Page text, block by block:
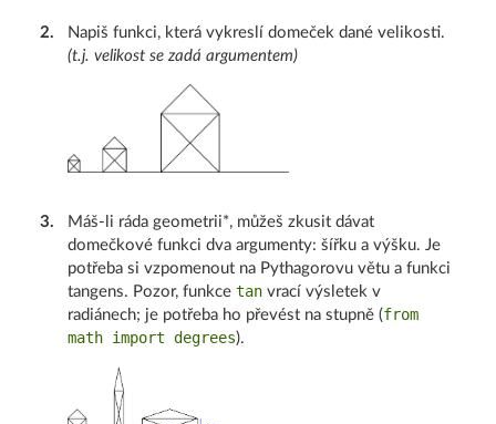
2.
Napiš funkci, která vykreslí domeček dané velikosti.
(t.j. velikost se zadá argumentem)
3.
Máš-li ráda geometrii*, můžeš zkusit dávat
domečkové funkci dva argumenty: šířku a výšku. Je
potřeba si vzpomenout na Pythagorovu větu a funkci
tangens. Pozor, funkcetan vrací výsletek v
radiánech; je potřeba ho převést na stupně (from
math import degrees).